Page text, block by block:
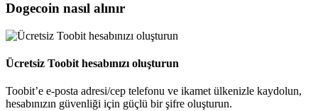
Dogecoin nasıl alınır
Ücretsiz Toobit hesabınızı oluşturun
Toobit’e e-posta adresi/cep telefonu ve ikamet ülkenizle kaydolun,
hesabınızın güvenliği için güçlü bir şifre oluşturun.